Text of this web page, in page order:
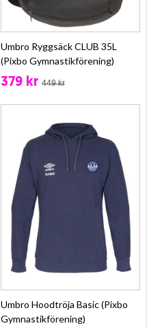
Umbro Ryggsäck CLUB 35L
(Pixbo Gymnastikförening)
379 kr 449 kr
Umbro Hoodtröja Basic (Pixbo
Gymnastikförening)